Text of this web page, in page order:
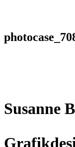
Susanne